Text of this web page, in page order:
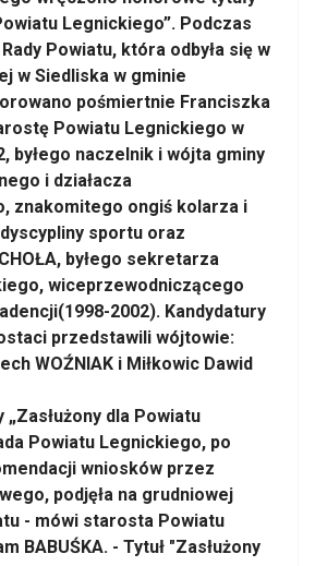
Legnickiego”. Podczas
Powiatu, która odbyła się w
w Siedliska w gminie
pośmiertnie Franciszka
Powiatu Legnickiego w
byłego naczelnik i wójta gminy
i działacza
znakomitego ongiś kolarza i
sportu oraz
byłego sekretarza
wiceprzewodniczącego
2002). Kandydatury
przedstawili wójtowie:
WOŹNIAK i Miłkowic Dawid
„Zasłużony dla Powiatu
Powiatu Legnickiego, po
wniosków przez
podjęła na grudniowej
- mówi starosta Powiatu
BABUŚKA. - Tytuł "Zasłużony